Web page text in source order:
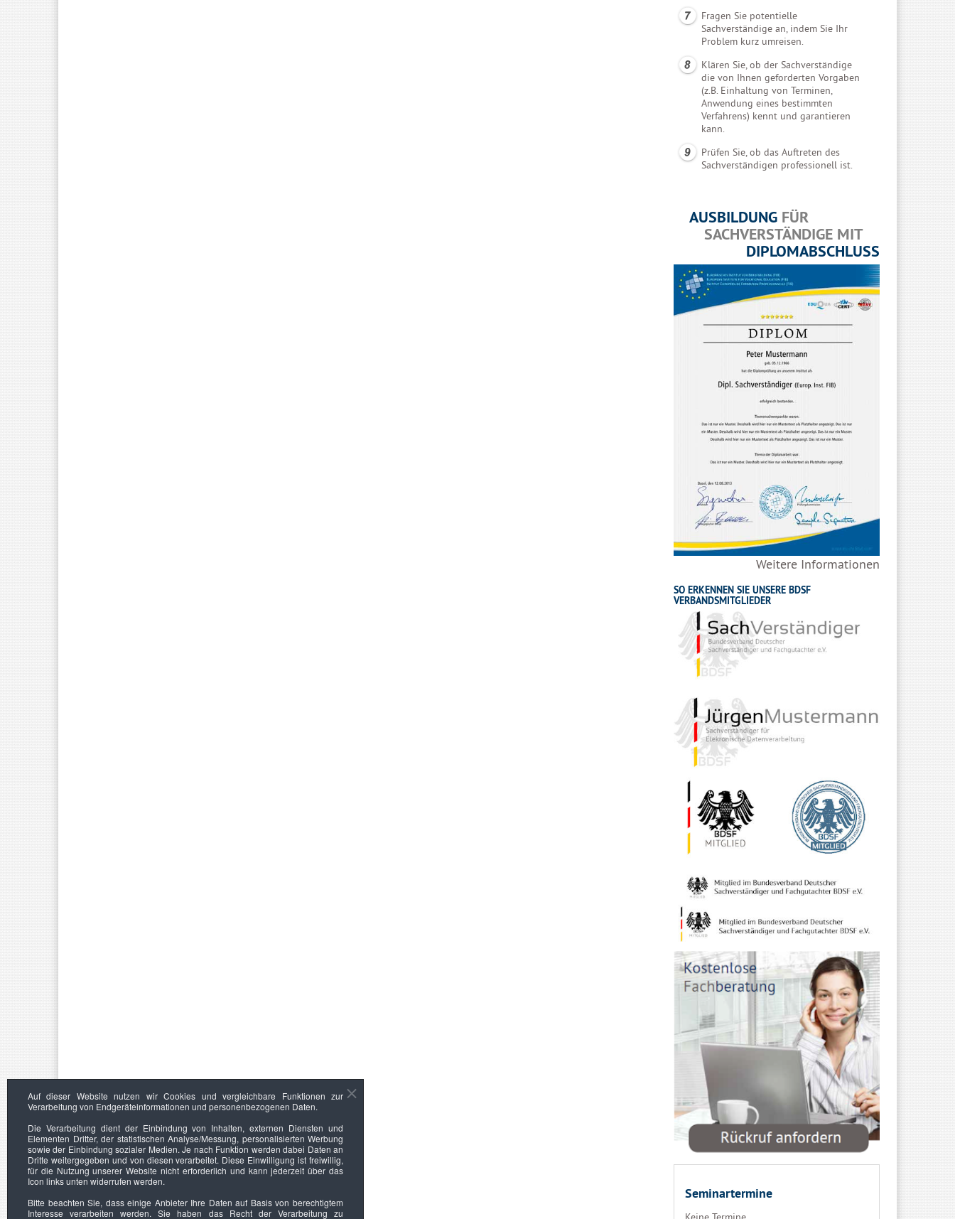
Fragen Sie potentielle
Sachverständige an, indem Sie Ihr
Problem kurz umreisen.
Klären Sie, ob der Sachverständige
die von Ihnen geforderten Vorgaben
(z.B. Einhaltung von Terminen,
Anwendung eines bestimmten
Verfahrens) kennt und garantieren
kann.
Prüfen Sie, ob das Auftreten des
Sachverständigen professionell ist.
AUSBILDUNG FÜR
SACHVERSTÄNDIGE MIT
DIPLOMABSCHLUSS
Weitere Informationen
SO ERKENNEN SIE UNSERE BDSF
VERBANDSMITGLIEDER
Seminartermine
Auf dieser Website nutzen wir Cookies und vergleichbare Funktionen zur
Verarbeitung von Endgeräteinformationen und personenbezogenen Daten.
Die Verarbeitung dient der Einbindung von Inhalten, externen Diensten und
Elementen Dritter, der statistischen Analyse/Messung, personalisierten Werbung
sowie der Einbindung sozialer Medien. Je nach Funktion werden dabei Daten an
Dritte weitergegeben und von diesen verarbeitet. Diese Einwilligung ist freiwillig,
für die Nutzung unserer Website nicht erforderlich und kann jederzeit über das
Icon links unten widerrufen werden.
Bitte beachten Sie, dass einige Anbieter Ihre Daten auf Basis von berechtigtem
Interesse verarbeiten werden. Sie haben das Recht der Verarbeitung zu